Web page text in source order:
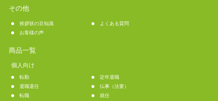
その他
挨拶状の豆知識
よくある質問
お客様の声
商品一覧
個人向け
転勤
定年退職
退職退任
仏事（法要）
転職
就任